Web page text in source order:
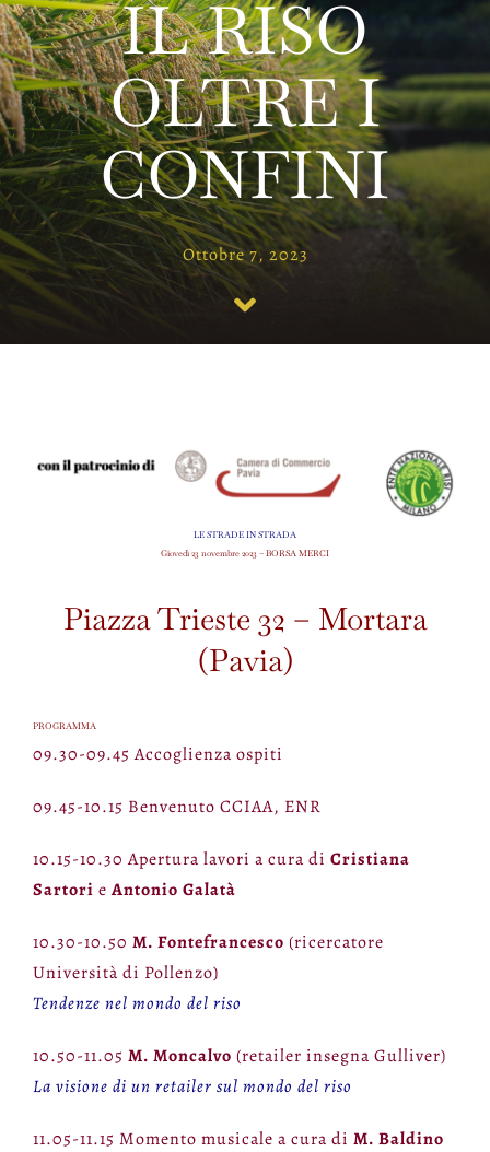
Territorio
Contatti
News
IL RISO
OLTRE I
CONFINI
Ottobre 7, 2023
LE STRADE IN STRADA
Giovedì 23 novembre 2023 – BORSA MERCI
Piazza Trieste 32 – Mortara
(Pavia)
PROGRAMMA
09.30-09.45 Accoglienza ospiti
09.45-10.15 Benvenuto CCIAA, ENR
10.15-10.30 Apertura lavori a cura di Cristiana
Sartori eAntonio Galatà
10.30-10.50 M. Fontefrancesco (ricercatore
Università di Pollenzo)
Tendenze nel mondo del riso
10.50-11.05 M. Moncalvo (retailer insegna Gulliver)
La visione di un retailer sul mondo del riso
11.05-11.15 Momento musicale a cura di M. Baldino